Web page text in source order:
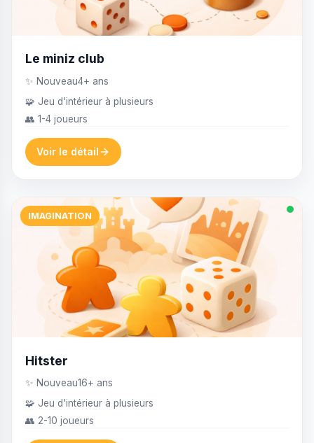
Le miniz club
✨ Nouveau4+ ans
🧩 Jeu d'intérieur à plusieurs
👥 1-4 joueurs
Voir le détail
IMAGINATION
Hitster
✨ Nouveau16+ ans
🧩 Jeu d'intérieur à plusieurs
👥 2-10 joueurs